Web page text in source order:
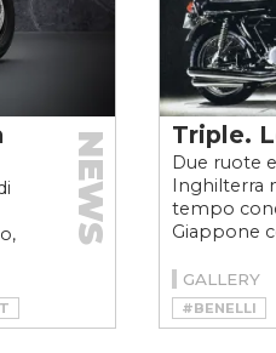
NEWS Triple.
Due ruote
Inghilterra
tempo
Giappone
GALLERY
#BENELLI
#BMW K75